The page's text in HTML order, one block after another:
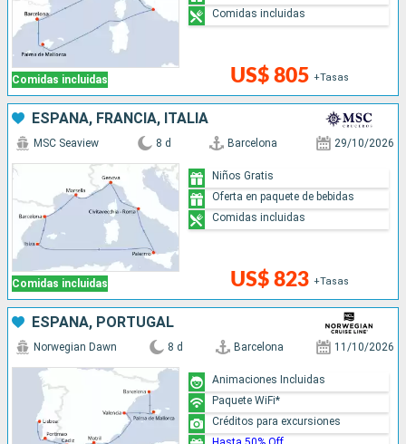
Comidas incluidas US$ 805 +Tasas
Comidas incluidas
ESPAÑA, FRANCIA, ITALIA
Comidas incluidas
MSC Seaview 8 d Barcelona 29/10/2026
US$ 823 +Tasas
Niños Gratis
Oferta en paquete de bebidas
Comidas incluidas
ESPAÑA, PORTUGAL
Norwegian Dawn 8 d Barcelona 11/10/2026
Animaciones Incluidas
Paquete WiFi*
Créditos para excursiones